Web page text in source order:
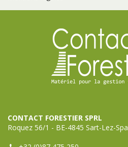
CONTACT FORESTIER SPRL
Roquez 56/1 - BE-4845 Sart-Lez-Spa